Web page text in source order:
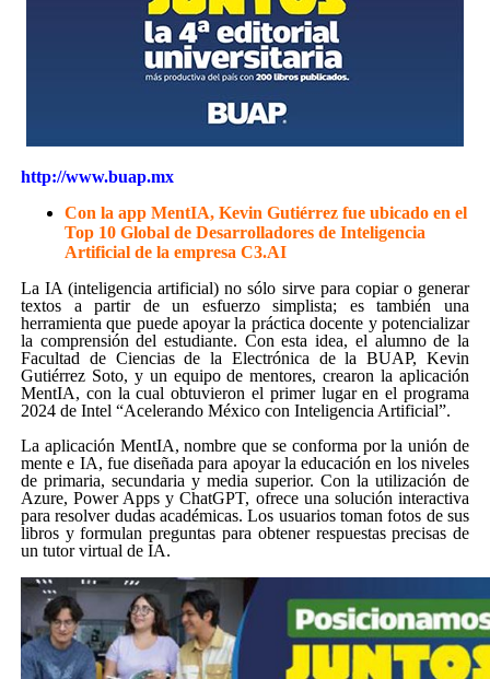
http://www.buap.mx
Con la app MentIA, Kevin Gutiérrez fue ubicado en el
Top 10 Global de Desarrolladores de Inteligencia
Artificial de la empresa C3.AI
La IA (inteligencia artificial) no sólo sirve para copiar o generar
textos a partir de un esfuerzo simplista; es también una
herramienta que puede apoyar la práctica docente y potencializar
la comprensión del estudiante. Con esta idea, el alumno de la
Facultad de Ciencias de la Electrónica de la BUAP, Kevin
Gutiérrez Soto, y un equipo de mentores, crearon la aplicación
MentIA, con la cual obtuvieron el primer lugar en el programa
2024 de Intel “Acelerando México con Inteligencia Artificial”.
La aplicación MentIA, nombre que se conforma por la unión de
mente e IA, fue diseñada para apoyar la educación en los niveles
de primaria, secundaria y media superior. Con la utilización de
Azure, Power Apps y ChatGPT, ofrece una solución interactiva
para resolver dudas académicas. Los usuarios toman fotos de sus
libros y formulan preguntas para obtener respuestas precisas de
un tutor virtual de IA.